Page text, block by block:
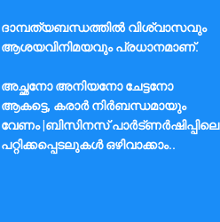
ദാമ്പത്യബന്ധത്തിൽ വിശ്വാസവും
ആശയവിനിമയവും പ്രധാനമാണ്.
അച്ഛനോ അനിയനോ ചേട്ടനോ
ആകട്ടെ, കരാർ നിർബന്ധമായും
വേണം |ബിസിനസ് പാർട്ണർഷിപ്പിലെ
പറ്റിക്കപ്പെടലുകൾ ഒഴിവാക്കാം..